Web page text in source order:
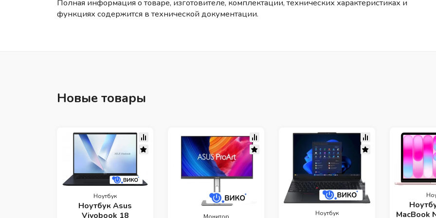
Полная информация о товаре, изготовителе, комплектации, технических характеристиках и
функциях содержится в технической документации.
Новые товары
Ноутбук
Ноутбук Asus
Vivobook 18
Ноутбук
MacBook